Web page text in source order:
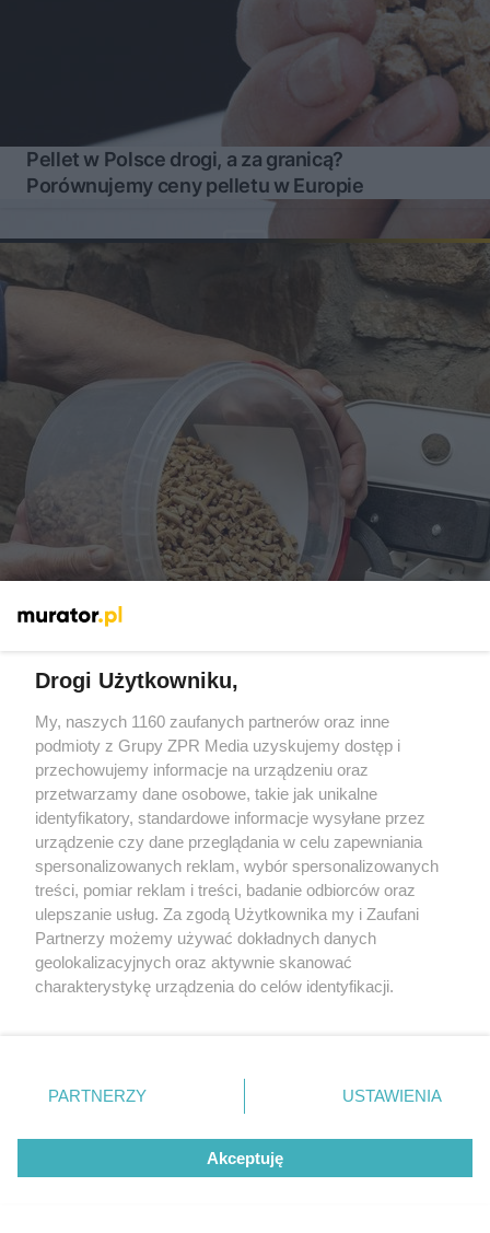
Pellet w Polsce drogi, a za granicą?
Porównujemy ceny pelletu w Europie
„Po takiej zimie wielu już do pelletu nie wróci”.
marzec 2026. Ile zapłacisz za opał?
Więcej
Drogi Użytkowniku,
My, naszych 1160 zaufanych partnerów oraz inne
podmioty z Grupy ZPR Media uzyskujemy dostęp i
przechowujemy informacje na urządzeniu oraz
przetwarzamy dane osobowe, takie jak unikalne
identyfikatory, standardowe informacje wysyłane przez
urządzenie czy dane przeglądania w celu zapewniania
spersonalizowanych reklam, wybór spersonalizowanych
treści, pomiar reklam i treści, badanie odbiorców oraz
ulepszanie usług. Za zgodą Użytkownika my i Zaufani
Partnerzy możemy używać dokładnych danych
geolokalizacyjnych oraz aktywnie skanować
charakterystykę urządzenia do celów identyfikacji.
zmienić/wycofać klikając przycisk ustawień prywatności
znajdujący się w lewym dolnym rogu strony
rodzaje przetwarzania danych nie wymagają zgody
użytkownika, ale masz prawo sprzeciwić się takiemu
przetwarzaniu. Preferencje będą miały zastosowanie tylko
PARTNERZY USTAWIENIA
Akceptuję